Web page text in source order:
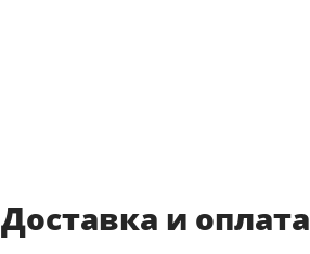
Доставка и оплата